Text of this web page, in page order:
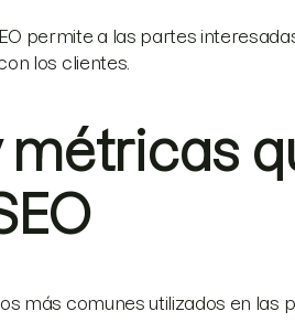
permite a las partes
los clientes.
métricas
más comunes utilizados en las